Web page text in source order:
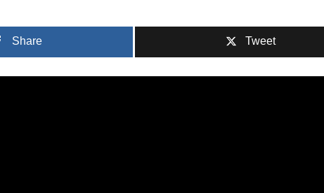
Share Tweet